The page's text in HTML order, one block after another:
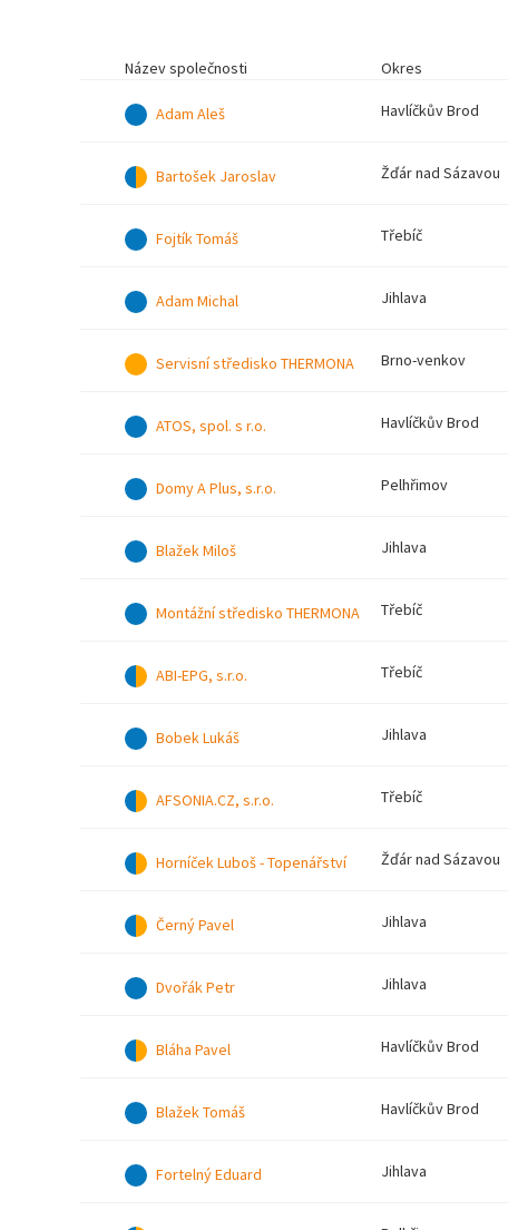
Název společnosti Okres
Adam Aleš Havlíčkův Brod
Bartošek Jaroslav Žďár nad Sázavou
Fojtík Tomáš Třebíč
Adam Michal Jihlava
Servisní středisko THERMONA Brno-venkov
ATOS, spol. s r.o. Havlíčkův Brod
Domy A Plus, s.r.o. Pelhřimov
Blažek Miloš Jihlava
Montážní středisko THERMONA Třebíč
ABI-EPG, s.r.o. Třebíč
Bobek Lukáš Jihlava
AFSONIA.CZ, s.r.o. Třebíč
Horníček Luboš - Topenářství Žďár nad Sázavou
Černý Pavel Jihlava
Dvořák Petr Jihlava
Bláha Pavel Havlíčkův Brod
Blažek Tomáš Havlíčkův Brod
Fortelný Eduard Jihlava